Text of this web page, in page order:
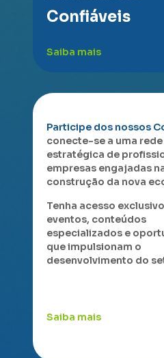
Confiáveis
Saiba mais
Participe dos nossos
conecte-se a uma rede
estratégica de
empresas engajadas
construção da nova
Tenha acesso
eventos, conteúdos
especializados e
que impulsionam o
desenvolvimento do
Saiba mais